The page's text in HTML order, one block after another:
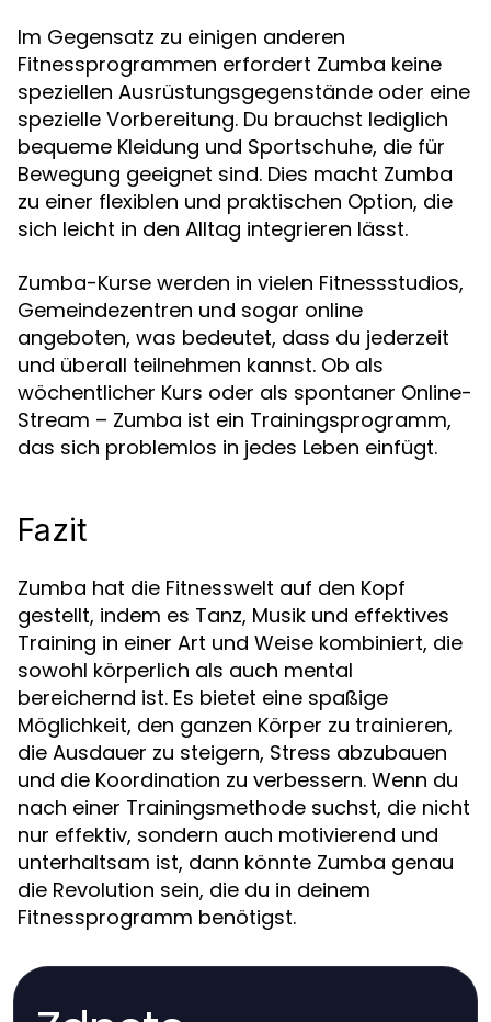
Im Gegensatz zu einigen anderen
Fitnessprogrammen erfordert Zumba keine
speziellen Ausrüstungsgegenstände oder eine
spezielle Vorbereitung. Du brauchst lediglich
bequeme Kleidung und Sportschuhe, die für
Bewegung geeignet sind. Dies macht Zumba
zu einer flexiblen und praktischen Option, die
sich leicht in den Alltag integrieren lässt.
Zumba-Kurse werden in vielen Fitnessstudios,
Gemeindezentren und sogar online
angeboten, was bedeutet, dass du jederzeit
und überall teilnehmen kannst. Ob als
wöchentlicher Kurs oder als spontaner Online-
Stream – Zumba ist ein Trainingsprogramm,
das sich problemlos in jedes Leben einfügt.
Fazit
Zumba hat die Fitnesswelt auf den Kopf
gestellt, indem es Tanz, Musik und effektives
Training in einer Art und Weise kombiniert, die
sowohl körperlich als auch mental
bereichernd ist. Es bietet eine spaßige
Möglichkeit, den ganzen Körper zu trainieren,
die Ausdauer zu steigern, Stress abzubauen
und die Koordination zu verbessern. Wenn du
nach einer Trainingsmethode suchst, die nicht
nur effektiv, sondern auch motivierend und
unterhaltsam ist, dann könnte Zumba genau
die Revolution sein, die du in deinem
Fitnessprogramm benötigst.